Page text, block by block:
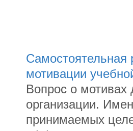
Самостоятельная
мотивации
Вопрос о мотивах
организации.
принимаемых